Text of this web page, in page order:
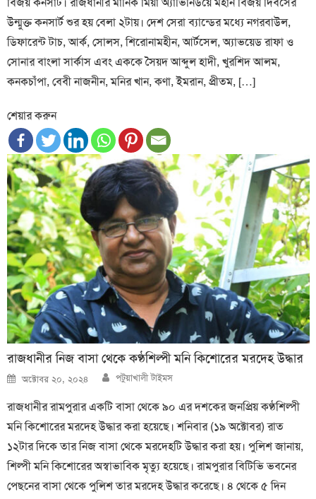
উন্মুক্ত কনসার্ট শুর হয় বেলা ২টায়। দেশ সেরা ব্যান্ডের মধ্যে নগরবাউল,
ডিফারেন্ট টাচ, আর্ক, সোলস, শিরোনামহীন, আর্টসেল, অ্যাভয়েড রাফা ও
সোনার বাংলা সার্কাস এবং এককে সৈয়দ আব্দুল হাদী, খুরশিদ আলম,
কনকচাঁপা, বেবী নাজনীন, মনির খান, কণা, ইমরান, প্রীতম, […]
শেয়ার করুন
রাজধানীর নিজ বাসা থেকে কণ্ঠশিল্পী মনি কিশোরের মরদেহ উদ্ধার
Posted
on
অক্টোবর ২০, ২০২৪ Author
পটুয়াখালী টাইমস
রাজধানীর রামপুরার একটি বাসা থেকে ৯০ এর দশকের জনপ্রিয় কণ্ঠশিল্পী
মনি কিশোরের মরদেহ উদ্ধার করা হয়েছে। শনিবার (১৯ অক্টোবর) রাত
১২টার দিকে তার নিজ বাসা থেকে মরদেহটি উদ্ধার করা হয়। পুলিশ জানায়,
শিল্পী মনি কিশোরের অস্বাভাবিক মৃত্যু হয়েছে। রামপুরার বিটিভি ভবনের
পেছনের বাসা থেকে পুলিশ তার মরদেহ উদ্ধার করেছে। ৪ থেকে ৫ দিন